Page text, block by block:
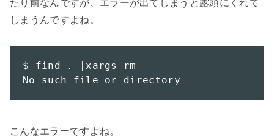
たり前なんですが、エラーが出てしまうと露頭にくれて
しまうんですよね。
$ find . |xargs rm
No such file or directory
こんなエラーですよね。